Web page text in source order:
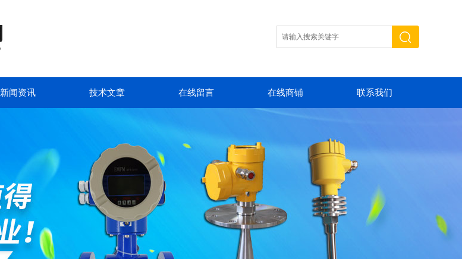
新闻资讯 技术文章 在线留言 在线商铺 联系我们